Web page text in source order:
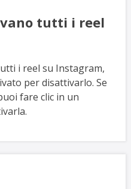
tutti i reel
i reel su Instagram,
per disattivarlo. Se
fare clic in un